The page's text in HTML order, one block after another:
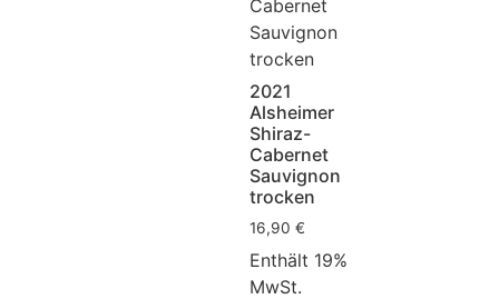
2021
Alsheimer
Shiraz-
Cabernet
Sauvignon
trocken
16,90 €
Enthält 19%
MwSt.